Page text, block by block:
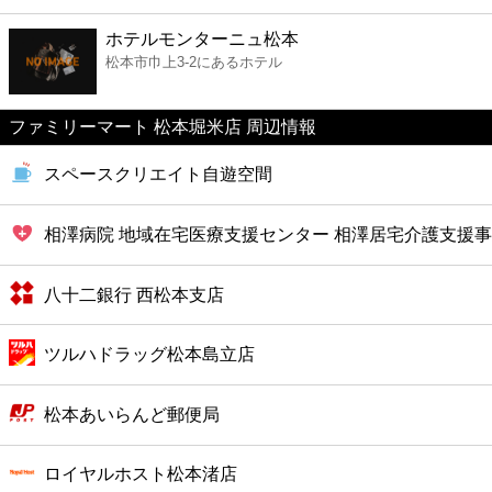
ファーストフード
カフェ
ショッピング
病院
ホテル
ホテルモンターニュ松本
松本市巾上3-2にあるホテル
ファミリーマート 松本堀米店 周辺情報
スペースクリエイト自遊空間
相澤病院 地域在宅医療支援センター 相澤居宅介護支援
八十二銀行 西松本支店
ツルハドラッグ松本島立店
松本あいらんど郵便局
ロイヤルホスト松本渚店